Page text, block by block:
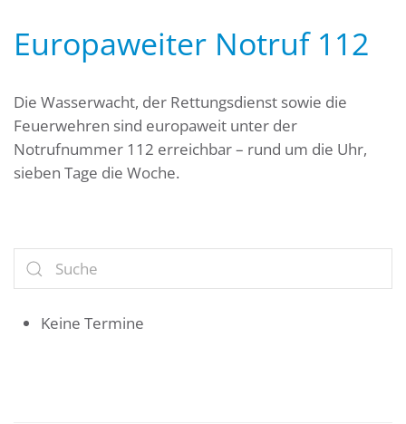
Europaweiter Notruf 112
Die Wasserwacht, der Rettungsdienst sowie die
Feuerwehren sind europaweit unter der
Notrufnummer 112 erreichbar – rund um die Uhr,
sieben Tage die Woche.
Keine Termine